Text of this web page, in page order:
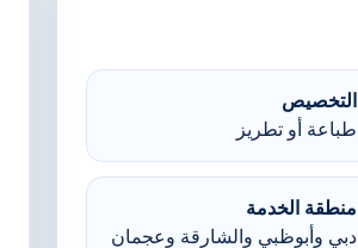
التخصيص
طباعة أو تطريز
منطقة الخدمة
دبي وأبوظبي والشارقة وعجمان